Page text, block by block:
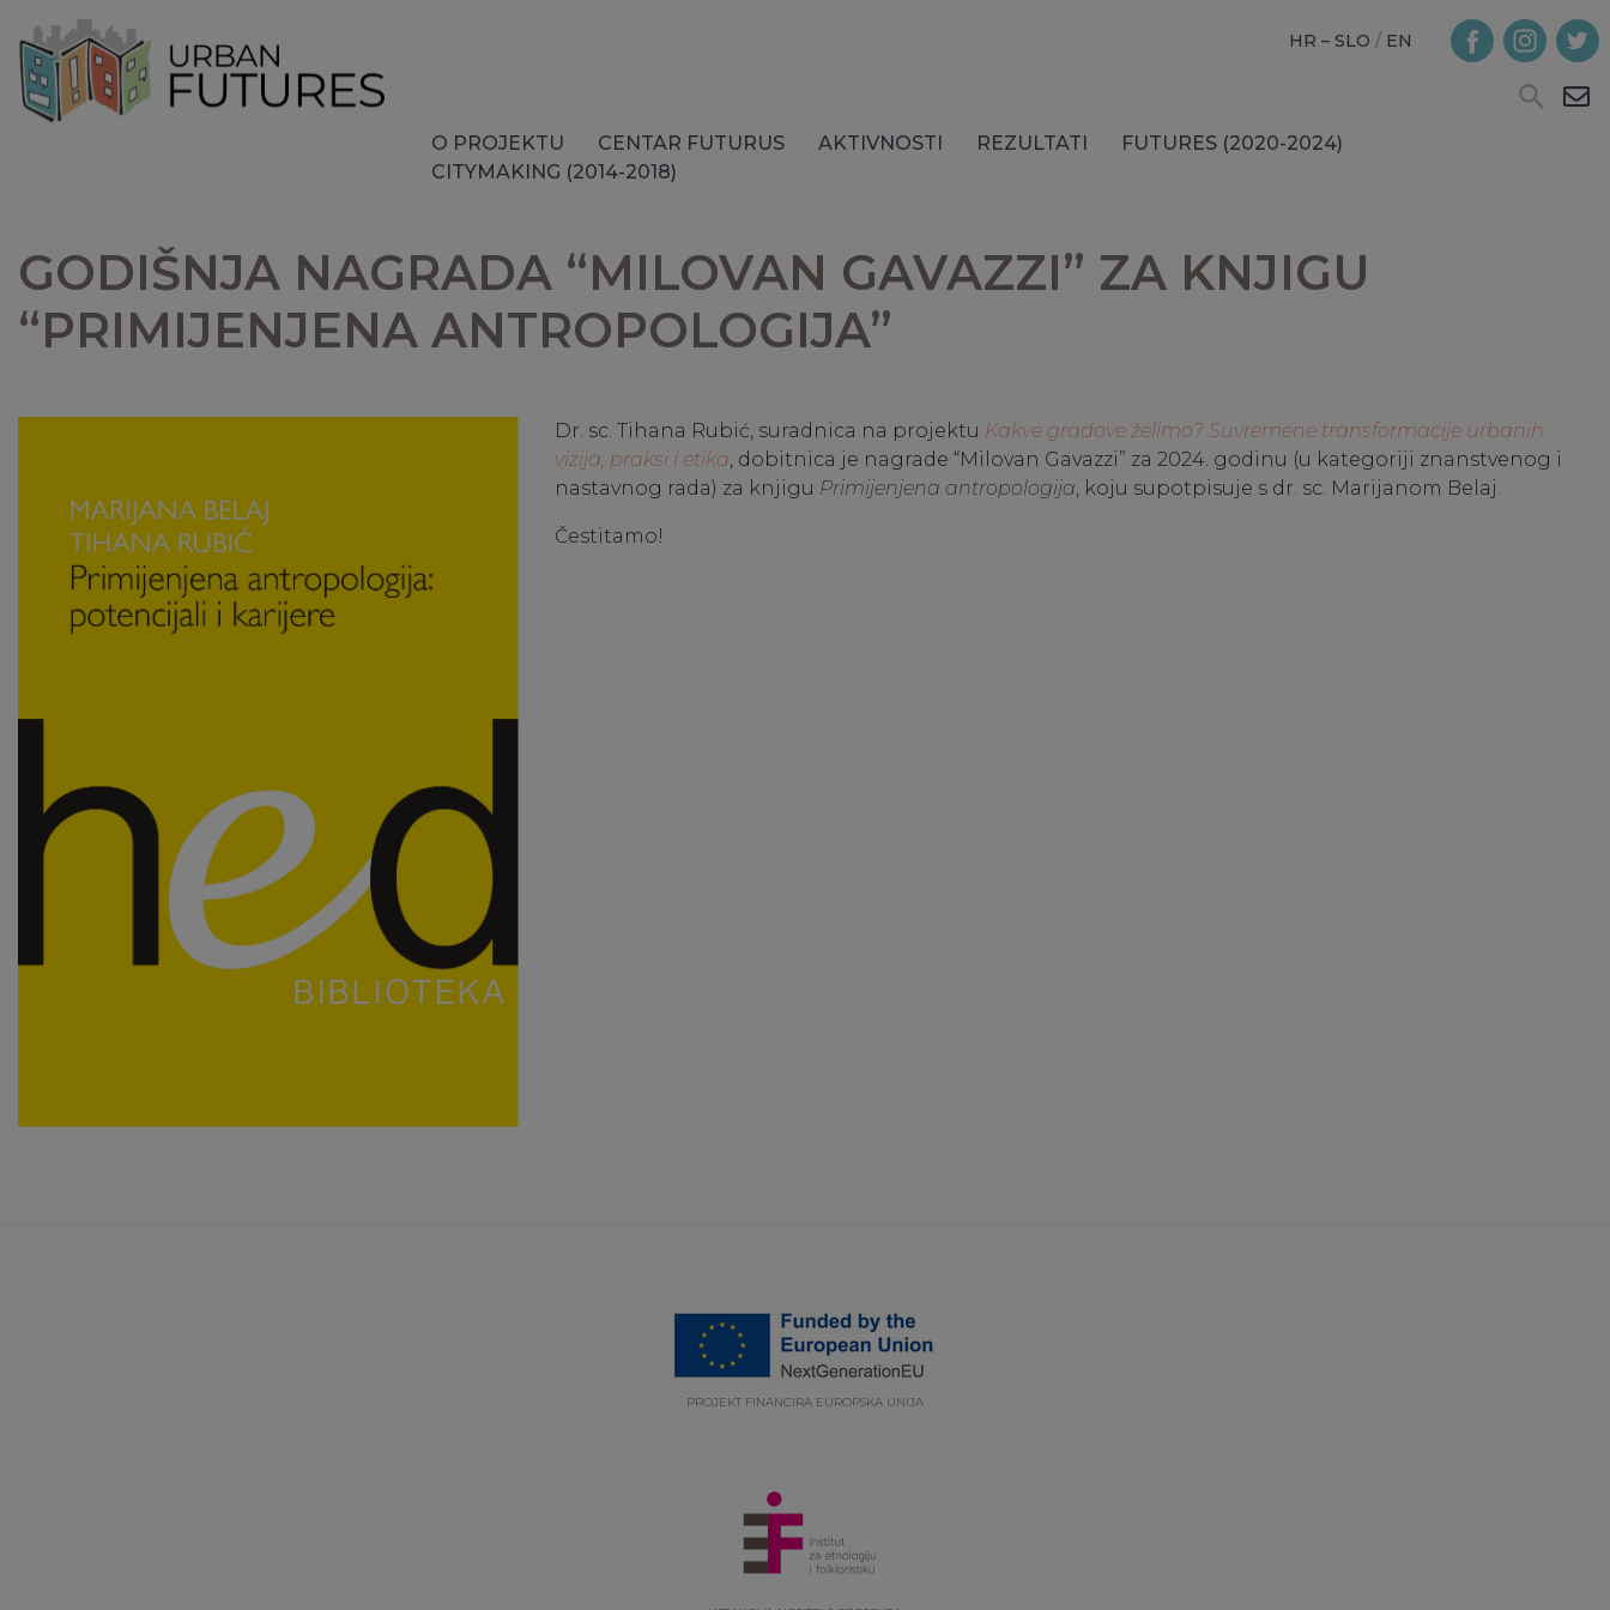
HR – SLO / EN
O PROJEKTU CENTAR FUTURUS AKTIVNOSTI REZULTATI
FUTURES (2020-2024)
CITYMAKING (2014-2018)
GODIŠNJA NAGRADA “MILOVAN GAVAZZI” ZA KNJIGU
“PRIMIJENJENA ANTROPOLOGIJA”
Dr. sc. Tihana Rubić, suradnica na projektu Kakve gradove želimo? Suvremene transformacije urbanih
vizija, praksi i etika, dobitnica je nagrade “Milovan Gavazzi” za 2024. godinu (u kategoriji znanstvenog i
nastavnog rada) za knjigu Primijenjena antropologija, koju supotpisuje s dr. sc. Marijanom Belaj.
Čestitamo!
PROJEKT FINANCIRA EUROPSKA UNIJA